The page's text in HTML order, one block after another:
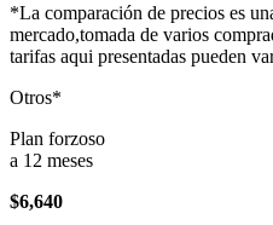
*La comparación de precios es
mercado,tomada de varios
tarifas aqui presentadas pueden
Otros*
Plan forzoso
a 12 meses
$6,640